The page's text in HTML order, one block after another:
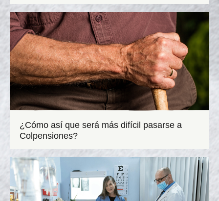
¿Cómo así que será más difícil pasarse a
Colpensiones?